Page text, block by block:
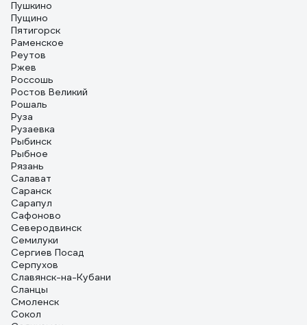
Пушкино
Пущино
Пятигорск
Раменское
Реутов
Ржев
Россошь
Ростов Великий
Рошаль
Руза
Рузаевка
Рыбинск
Рыбное
Рязань
Салават
Саранск
Сарапул
Сафоново
Северодвинск
Семилуки
Сергиев Посад
Серпухов
Славянск-на-Кубани
Сланцы
Смоленск
Сокол